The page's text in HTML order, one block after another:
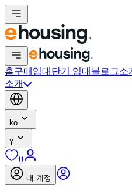
홈구매 임대 단기 임대 블로그소
소개
ko
¥
0
내 계정